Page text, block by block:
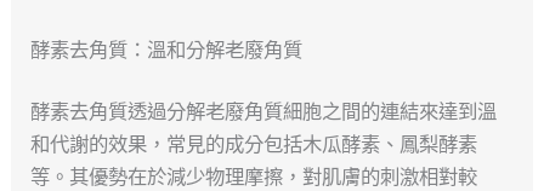
酵素去角質：溫和分解老廢角質
酵素去角質透過分解老廢角質細胞之間的連結來達到溫
和代謝的效果，常見的成分包括木瓜酵素、鳳梨酵素
等。其優勢在於減少物理摩擦，對肌膚的刺激相對較